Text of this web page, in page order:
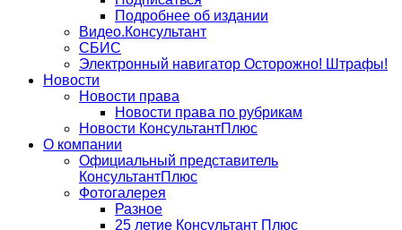
Подробнее об издании
Видео.Консультант
СБИС
Электронный навигатор Осторожно! Штрафы!
Новости
Новости права
Новости права по рубрикам
Новости КонсультантПлюс
О компании
Официальный представитель
КонсультантПлюс
Фотогалерея
Разное
25 летие Консультант Плюс